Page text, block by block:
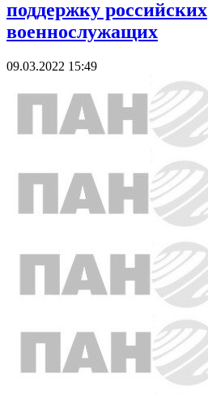
поддержку российских
военнослужащих
09.03.2022 15:49